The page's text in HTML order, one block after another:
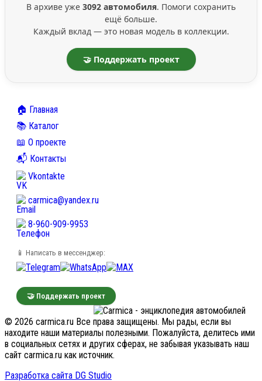
В архиве уже 3092 автомобиля. Помоги сохранить
ещё больше.
Каждый вклад — это новая модель в коллекции.
🤝 Поддержать проект
🏠 Главная
📚 Каталог
📖 О проекте
📬 Контакты
Vkontakte
carmica@yandex.ru
8-960-909-9953
📱 Написать в мессенджер:
🤝 Поддержать проект
© 2026 carmica.ru Все права защищены. Мы рады, если вы
находите наши материалы полезными. Пожалуйста, делитесь ими
в социальных сетях и других сферах, не забывая указывать наш
сайт carmica.ru как источник.
Разработка сайта DG Studio